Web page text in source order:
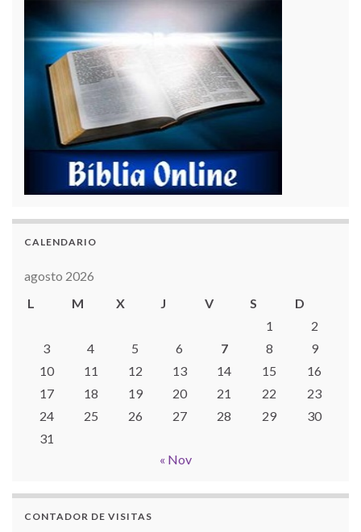
CALENDARIO
agosto 2026
L
M X J V S
D
1
2
3
4 5 6 7 8
9
10
11 12 13 14 15
16
17
18 19 20 21 22
23
24
25 26 27 28 29
30
31
« Nov
CONTADOR DE VISITAS